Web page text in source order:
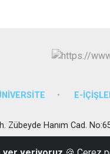
E-
Zübeyde Hanım Cad.